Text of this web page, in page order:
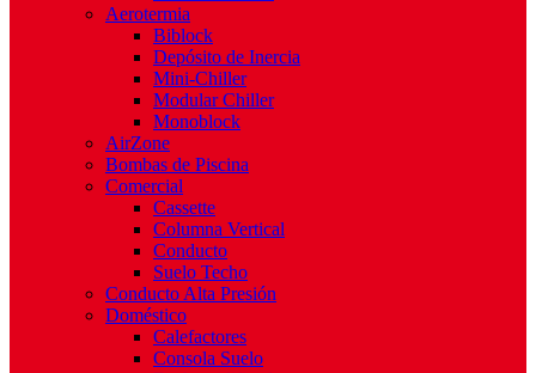
Aerotermia
Biblock
Depósito de Inercia
Mini-Chiller
Modular Chiller
Monoblock
AirZone
Bombas de Piscina
Comercial
Cassette
Columna Vertical
Conducto
Suelo Techo
Conducto Alta Presión
Doméstico
Calefactores
Consola Suelo